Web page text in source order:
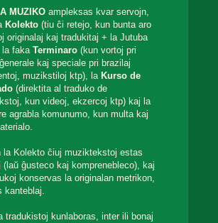
MUZIKO ampleksas kvar servojn,
Kolekto (tiu ĉi retejo, kun bunta aro
originalaj kaj tradukitaj + la Jutuba
la fakaTerminaro (kun vortoj pri
kaj speciale pri brazilaj
muzikstiloj ktp), la Kurso de
(direktita al traduko de
kun videoj, ekzercoj ktp) kaj la
agrabla komunumo, kun multa kaj
la Kolekto ĉiuj muziktekstoj estas
(laŭ ĝusteco kaj komprenebleco), kaj
konservas la originalan metrikon,
kanteblaj.
tradukistoj kunlaboras, inter ili bonaj